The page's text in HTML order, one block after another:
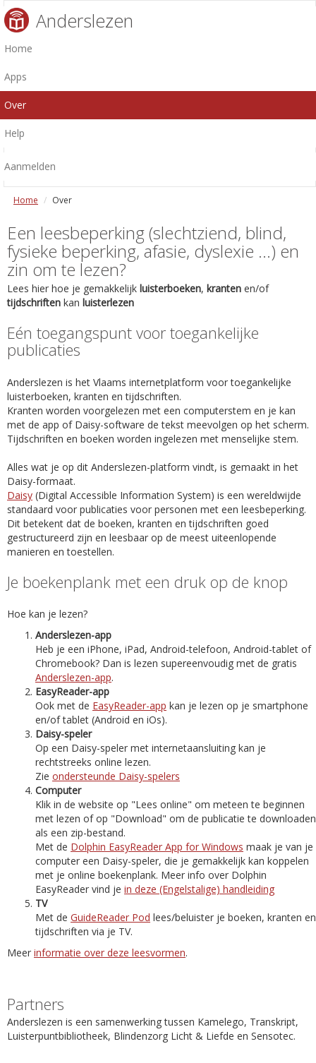
Anderslezen
Home
Apps
Over
Help
Aanmelden
Home Over
Een leesbeperking (slechtziend, blind,
fysieke beperking, afasie, dyslexie ...) en
zin om te lezen?
Lees hier hoe je gemakkelijk luisterboeken, kranten en/of
tijdschriften kan luisterlezen
Eén toegangspunt voor toegankelijke
publicaties
Anderslezen is het Vlaams internetplatform voor toegankelijke
luisterboeken, kranten en tijdschriften.
Kranten worden voorgelezen met een computerstem en je kan
met de app of Daisy-software de tekst meevolgen op het scherm.
Tijdschriften en boeken worden ingelezen met menselijke stem.
Alles wat je op dit Anderslezen-platform vindt, is gemaakt in het
Daisy-formaat.
Daisy (Digital Accessible Information System) is een wereldwijde
standaard voor publicaties voor personen met een leesbeperking.
Dit betekent dat de boeken, kranten en tijdschriften goed
gestructureerd zijn en leesbaar op de meest uiteenlopende
manieren en toestellen.
Je boekenplank met een druk op de knop
Hoe kan je lezen?
Anderslezen-app
Heb je een iPhone, iPad, Android-telefoon, Android-tablet of
Chromebook? Dan is lezen supereenvoudig met de gratis
Anderslezen-app.
EasyReader-app
Ook met de EasyReader-app kan je lezen op je smartphone
en/of tablet (Android en iOs).
Daisy-speler
Op een Daisy-speler met internetaansluiting kan je
rechtstreeks online lezen.
Zie ondersteunde Daisy-spelers
Computer
Klik in de website op "Lees online" om meteen te beginnen
met lezen of op "Download" om de publicatie te downloaden
als een zip-bestand.
Met de Dolphin EasyReader App for Windows maak je van je
computer een Daisy-speler, die je gemakkelijk kan koppelen
met je online boekenplank. Meer info over Dolphin
EasyReader vind je in deze (Engelstalige) handleiding
TV
Met de GuideReader Pod lees/beluister je boeken, kranten en
tijdschriften via je TV.
Meer informatie over deze leesvormen.
Partners
Anderslezen is een samenwerking tussen Kamelego, Transkript,
Luisterpuntbibliotheek, Blindenzorg Licht & Liefde en Sensotec.